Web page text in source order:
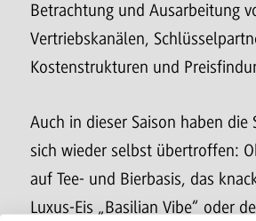
Betrachtung und Ausarbeitung
Vertriebskanälen,
Kostenstrukturen und
Auch in dieser Saison haben die
sich wieder selbst übertroffen:
auf Tee- und Bierbasis, das
Luxus-Eis „Basilian Vibe“ oder